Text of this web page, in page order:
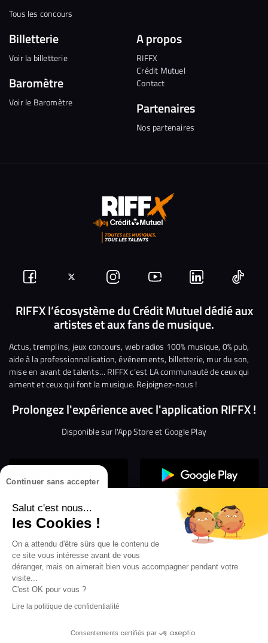
Continuer sans accepter
Salut c'est nous...
les Cookies !
On a attendu d'être sûrs que le contenu de
ce site vous intéresse avant de vous
déranger, mais on aimerait bien vous accompagner pendant votre
visite...
C'est OK pour vous ?
Lire la politique de confidentialité
Consentements certifiés par
Tous les concours
Billetterie
Voir la billetterie
Baromètre
Voir le Baromètre
A propos
RIFFX
Crédit Mutuel
Contact
Partenaires
Nos partenaires
Suivez-
nous
Facebook
Suivez-
nous
sur
Twitter
Nous
rejoindre
sur
Instagram
Nous
rejoindre
sur
YouTube
Nous
rejoindre
sur
Linkedin
Nous
RIFFX l’écosystème du Crédit Mutuel dédié aux
artistes et aux fans de musique.
Actus, tremplins, jeux concours, web radios 100% musique, 0% pub,
aide à la professionnalisation, événements, billetterie, mur du son,
mise en avant de talents… RIFFX c’est LA communauté de ceux qui
aiment et ceux qui font la musique. Rejoignez-nous !
Prolongez l'expérience avec l'application RIFFX !
Disponible sur l'App Store et Google Play
Confidentialité
Gestion des cookies
Conditions générales d’utilisation
Mentions légales
les webradios RIFFX
en exclusivité sur VIBES le titre de la révé